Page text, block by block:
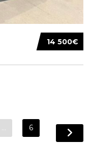
14 500€
… 6